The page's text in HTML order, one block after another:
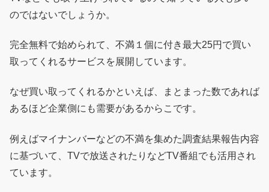
のではないでしょうか。
完全無料で始められて、不満１個に付き最大25円で買い
取ってくれるサービスを展開しています。
なぜ買い取ってくれるかといえば、まとまった数であれば
あるほど企業側にも需要があるからこです。
例えばマイナンバーなどの不満を集めた調査結果報告内容
に基づいて、TVで放送されたりなどTV番組でも活用され
ています。